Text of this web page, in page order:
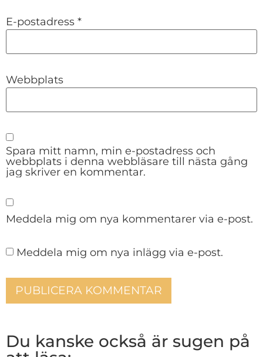
E-postadress *
Webbplats
Spara mitt namn, min e-postadress och
webbplats i denna webbläsare till nästa gång
jag skriver en kommentar.
Meddela mig om nya kommentarer via e-post.
Meddela mig om nya inlägg via e-post.
Du kanske också är sugen på